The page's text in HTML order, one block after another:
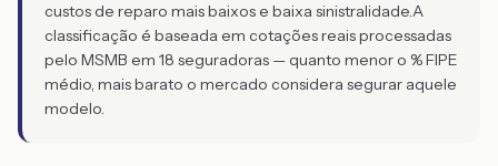
custos de reparo mais baixos e baixa sinistralidade.A
classificação é baseada em cotações reais processadas
pelo MSMB em 18 seguradoras — quanto menor o % FIPE
médio, mais barato o mercado considera segurar aquele
modelo.